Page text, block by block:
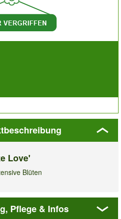
Love'
Blüten
Dahlien-Mix Favourite Love
Pflege & Infos